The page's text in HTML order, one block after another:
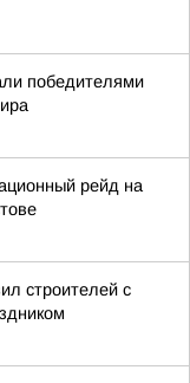
победителями
рейд на
строителей с